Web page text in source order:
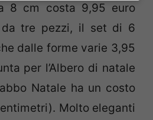
8 cm costa 9,95 euro
da tre pezzi, il set di 6
dalle forme varie 3,95
per l’Albero di natale
Natale ha un costo
Molto eleganti